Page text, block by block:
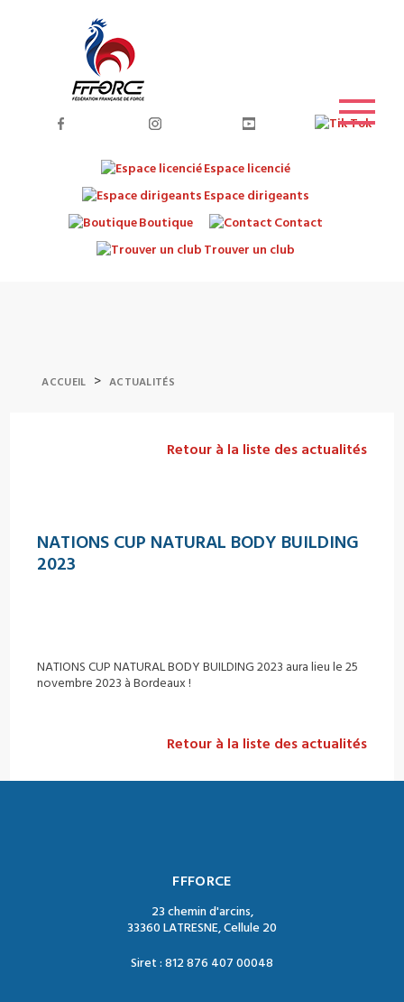
Espace licencié
Espace dirigeants
Boutique
Contact
Trouver un club
ACCUEIL > ACTUALITÉS
Retour à la liste des actualités
NATIONS CUP NATURAL BODY BUILDING
2023
NATIONS CUP NATURAL BODY BUILDING 2023 aura lieu le 25
novembre 2023 à Bordeaux !
Retour à la liste des actualités
FFFORCE
23 chemin d'arcins,
33360 LATRESNE, Cellule 20
Siret : 812 876 407 00048